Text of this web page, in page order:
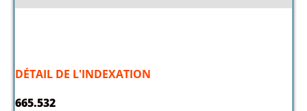
DÉTAIL DE L'INDEXATION
665.532